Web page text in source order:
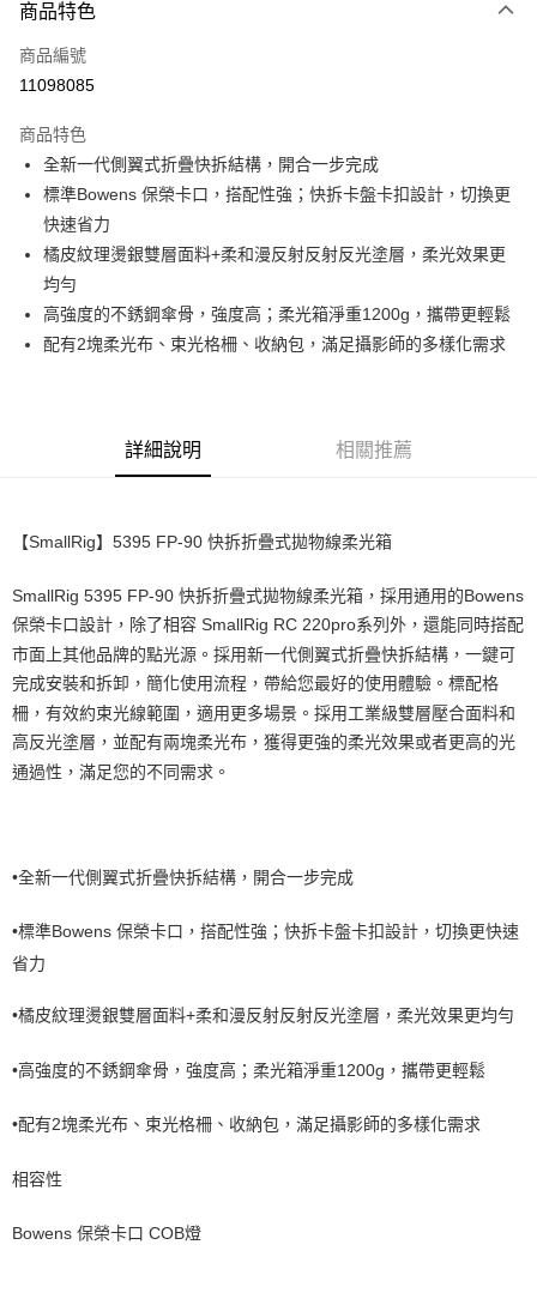
信用卡一次付款
信用卡分期付款
合作金庫商業銀行
華南商業銀行
彰化商業銀行
上海商業儲蓄銀行
台北富邦商業銀行
國泰世華商業銀行
臺灣中小企業銀行
台中商業銀行
匯豐（台灣）商業銀行
聯邦商業銀行
元大商業銀行
永豐商業銀行
玉山商業銀行
星展（台灣）商業銀行
6 期 0 利率 每期
華南商業銀行
彰化商業銀行
上海商業儲蓄銀行
國泰世華商業銀行
兆豐國際商業銀行
臺灣中小企業銀行
匯豐（台灣）商業銀行
華泰商業銀行
聯邦商業銀行
遠東國際商業銀行
元大商業銀行
永豐商業銀行
12 期 0 利率 每期NT$271
合作金庫商業銀行
上海商業儲蓄銀行
台北富邦商業銀行
國泰世華商業銀行
臺灣中小企業銀行
台中商業銀行
匯豐（台灣）商業銀行
華泰商業銀行
台新國際商業銀行
中國信託商業銀行
LINE Pay
Apple Pay
街口支付
悠遊付
AFTEE先享後付
【關於「AFTEE先享後付」】
便利好安心！
１．簡單：不需註冊會員、不需綁卡、不需儲值。
２．便利：只要手機號碼，簡訊認證，即可結帳。
３．安心：先確認商品／服務後，再付款。
【「AFTEE先享後付」結帳流程】
１．於結帳方式選擇「AFTEE先享後付」後，將跳轉至「AFTEE先享後付」
結帳頁面，進行簡訊認證並確認金額後，即可完成結帳。
※ 請注意：結帳手續完成當下不需立刻繳費，但若您需要取消訂單，請聯絡
※ 交易是否成功請以「AFTEE先享後付 」之結帳頁面顯示為準，若有關於
是否繳費成功／繳費後需取消欲退款等相關疑問，請聯繫「AFTEE先享後付
【注意事項】
易，需依本服務之必要範圍內提供個人資料，並將交易相關給付款項請求債
https://aftee.tw/terms/#terms3
「AFTEE先享後付」，若未經同意申辦者引起之損失，本公司不負相關責
時審查核予不同之上限額度；若仍有額度不足之情形，本公司將視審查結果
ATM付款
運送方式
宅配
每筆NT$75，滿NT$399(含以上)免運費
付款後門市自取
商品特色
商品編號
11098085
商品特色
全新一代側翼式折疊快拆結構，開合一步完成
標準Bowens 保榮卡口，搭配性強；快拆卡盤卡扣設計，切換更
快速省力
橘皮紋理燙銀雙層面料+柔和漫反射反射反光塗層，柔光效果更
均勻
高強度的不銹鋼傘骨，強度高；柔光箱淨重1200g，攜帶更輕鬆
配有2塊柔光布、束光格柵、收納包，滿足攝影師的多樣化需求
詳細說明 相關推薦
【SmallRig】5395 FP-90 快拆折疊式拋物線柔光箱
SmallRig 5395 FP-90 快拆折疊式拋物線柔光箱，採用通用的Bowens
保榮卡口設計，除了相容 SmallRig RC 220pro系列外，還能同時搭配
市面上其他品牌的點光源。採用新一代側翼式折疊快拆結構，一鍵可
完成安裝和拆卸，簡化使用流程，帶給您最好的使用體驗。標配格
柵，有效約束光線範圍，適用更多場景。採用工業級雙層壓合面料和
高反光塗層，並配有兩塊柔光布，獲得更強的柔光效果或者更高的光
通過性，滿足您的不同需求。
•全新一代側翼式折疊快拆結構，開合一步完成
•標準Bowens 保榮卡口，搭配性強；快拆卡盤卡扣設計，切換更快速
省力
•橘皮紋理燙銀雙層面料+柔和漫反射反射反光塗層，柔光效果更均勻
•高強度的不銹鋼傘骨，強度高；柔光箱淨重1200g，攜帶更輕鬆
•配有2塊柔光布、束光格柵、收納包，滿足攝影師的多樣化需求
相容性
Bowens 保榮卡口 COB燈